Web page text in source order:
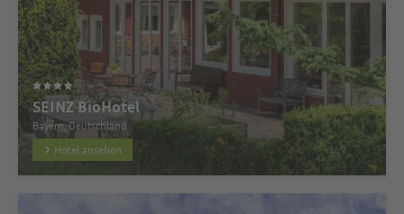
SEINZ BioHotel
Bayern, Deutschland
Hotel ansehen